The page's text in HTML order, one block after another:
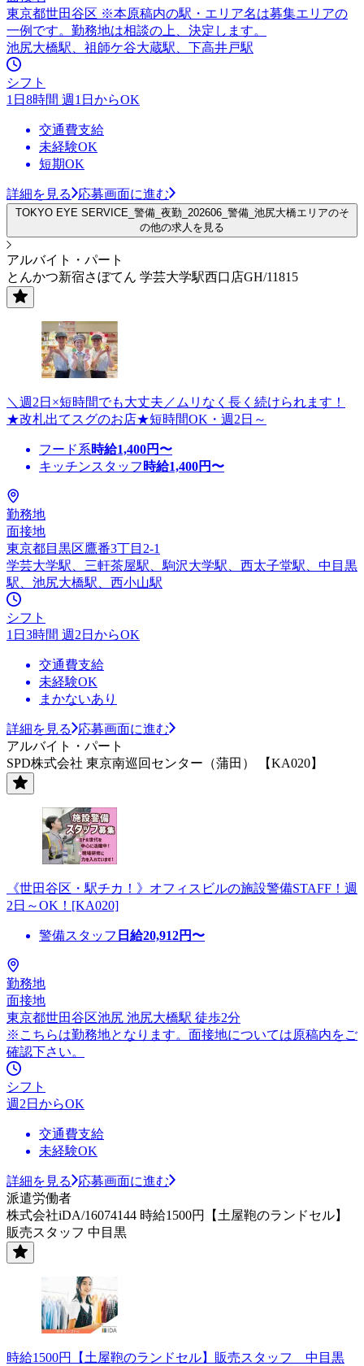
東京都世田谷区 ※本原稿内の駅・エリア名は募集エリアの
一例です。勤務地は相談の上、決定します。
池尻大橋駅、祖師ケ谷大蔵駅、下高井戸駅
シフト
1日8時間 週1日からOK
交通費支給
未経験OK
短期OK
詳細を見る 応募画面に進む
TOKYO EYE SERVICE_警備_夜勤_202606_警備_池尻大橋エリアのそ
の他の求人を見る
アルバイト・パート
とんかつ新宿さぼてん 学芸大学駅西口店GH/11815
＼週2日×短時間でも大丈夫／ムリなく長く続けられます！
★改札出てスグのお店★短時間OK・週2日～
フード系時給1,400円〜
キッチンスタッフ 時給1,400円〜
勤務地
面接地
東京都目黒区鷹番3丁目2-1
学芸大学駅、三軒茶屋駅、駒沢大学駅、西太子堂駅、中目黒
駅、池尻大橋駅、西小山駅
シフト
1日3時間 週2日からOK
交通費支給
未経験OK
まかないあり
詳細を見る
応募画面に進む
アルバイト・パート
SPD株式会社 東京南巡回センター（蒲田） 【KA020】
《世田谷区・駅チカ！》オフィスビルの施設警備STAFF！週
2日～OK！[KA020]
警備スタッフ 日給20,912円〜
勤務地
面接地
東京都世田谷区池尻 池尻大橋駅 徒歩2分
※こちらは勤務地となります。面接地については原稿内をご
確認下さい。
シフト
週2日からOK
交通費支給
未経験OK
詳細を見る
応募画面に進む
派遣労働者
株式会社iDA/16074144 時給1500円【土屋鞄のランドセル】
販売スタッフ 中目黒
時給1500円【土屋鞄のランドセル】販売スタッフ 中目黒